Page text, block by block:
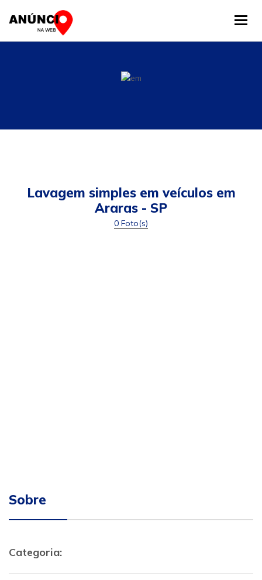
Lavagem simples em veículos em
Araras - SP
0 Foto(s)
Sobre
Categoria: